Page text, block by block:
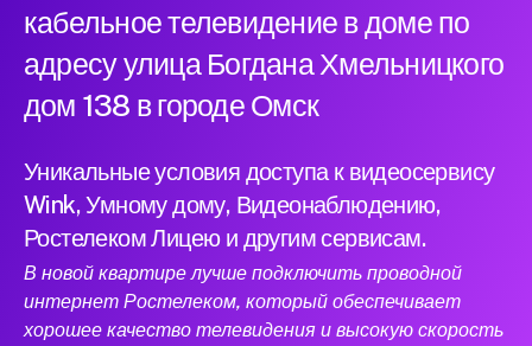
кабельное телевидение в доме по
адресу улица Богдана Хмельницкого
дом 138 в городе Омск
Уникальные условия доступа к видеосервису
Wink, Умному дому, Видеонаблюдению,
Ростелеком Лицею и другим сервисам.
В новой квартире лучше подключить проводной
интернет Ростелеком, который обеспечивает
хорошее качество телевидения и высокую скорость